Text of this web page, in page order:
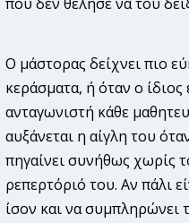
Ο μάστορας δείχνει πιο
κεράσματα, ή όταν ο ίδιος
ανταγωνιστή κάθε
αυξάνεται η αίγλη του
πηγαίνει συνήθως χωρίς
ρεπερτόριό του. Αν πάλι
ίσον και να συμπληρώνει